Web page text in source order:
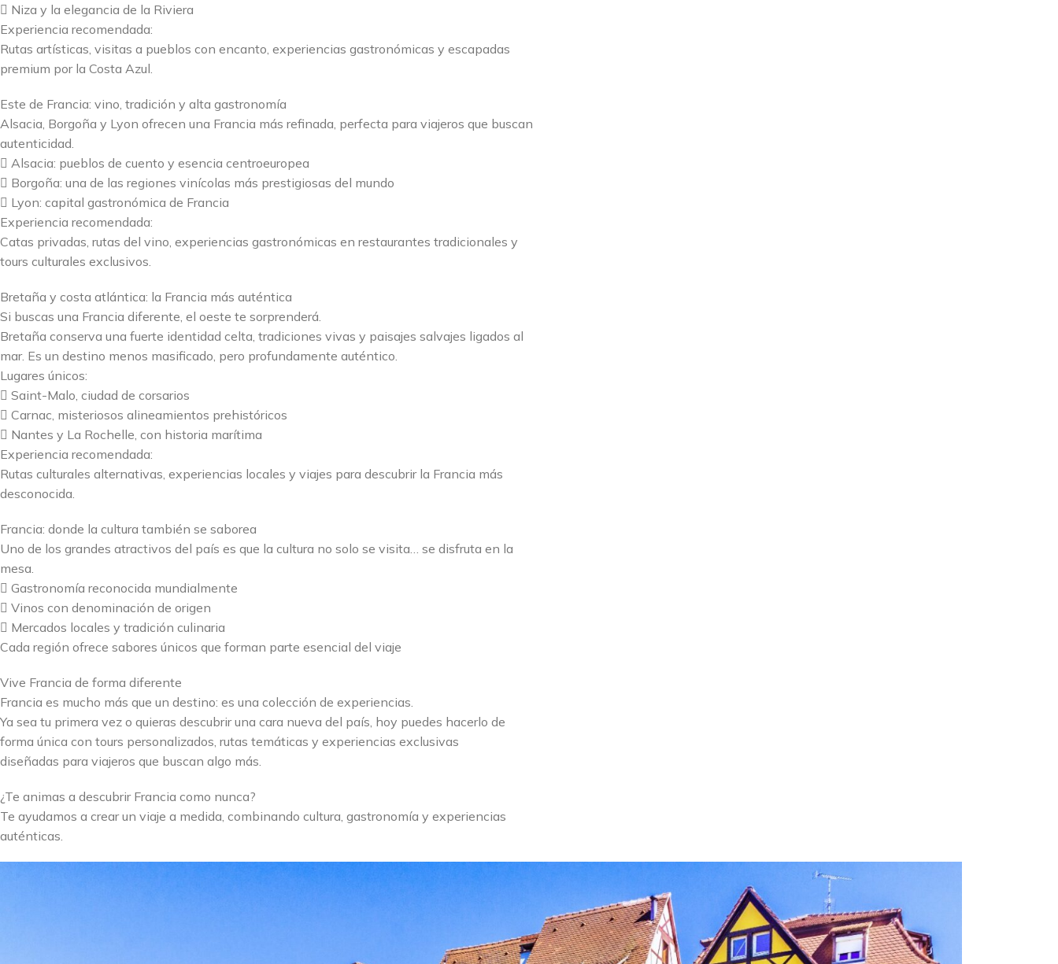
 Niza y la elegancia de la Riviera
Experiencia recomendada:
Rutas artísticas, visitas a pueblos con encanto, experiencias gastronómicas y escapadas
premium por la Costa Azul.
Este de Francia: vino, tradición y alta gastronomía
Alsacia, Borgoña y Lyon ofrecen una Francia más refinada, perfecta para viajeros que buscan
autenticidad.
 Alsacia: pueblos de cuento y esencia centroeuropea
 Borgoña: una de las regiones vinícolas más prestigiosas del mundo
 Lyon: capital gastronómica de Francia
Experiencia recomendada:
Catas privadas, rutas del vino, experiencias gastronómicas en restaurantes tradicionales y
tours culturales exclusivos.
Bretaña y costa atlántica: la Francia más auténtica
Si buscas una Francia diferente, el oeste te sorprenderá.
Bretaña conserva una fuerte identidad celta, tradiciones vivas y paisajes salvajes ligados al
mar. Es un destino menos masificado, pero profundamente auténtico.
Lugares únicos:
 Saint-Malo, ciudad de corsarios
 Carnac, misteriosos alineamientos prehistóricos
 Nantes y La Rochelle, con historia marítima
Experiencia recomendada:
Rutas culturales alternativas, experiencias locales y viajes para descubrir la Francia más
desconocida.
Francia: donde la cultura también se saborea
Uno de los grandes atractivos del país es que la cultura no solo se visita… se disfruta en la
mesa.
 Gastronomía reconocida mundialmente
 Vinos con denominación de origen
 Mercados locales y tradición culinaria
Cada región ofrece sabores únicos que forman parte esencial del viaje
Vive Francia de forma diferente
Francia es mucho más que un destino: es una colección de experiencias.
Ya sea tu primera vez o quieras descubrir una cara nueva del país, hoy puedes hacerlo de
forma única con tours personalizados, rutas temáticas y experiencias exclusivas
diseñadas para viajeros que buscan algo más.
¿Te animas a descubrir Francia como nunca?
Te ayudamos a crear un viaje a medida, combinando cultura, gastronomía y experiencias
auténticas.